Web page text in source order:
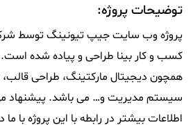
توضیحات پروژه:
پروژه وب سایت جیپ تیونینگ توسط
کسب و کار بینا طراحی و پیاده شده است.
همچون دیجیتال مارکتینگ، طراحی
سیستم مدیریت و… می باشد. پیشنهاد
اطلاعات بیشتر در رابطه با این پروژه با